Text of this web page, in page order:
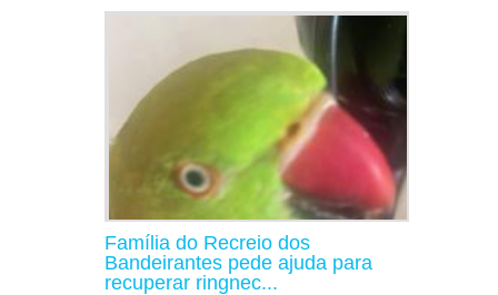
Família do Recreio dos
Bandeirantes pede ajuda para
recuperar ringnec...